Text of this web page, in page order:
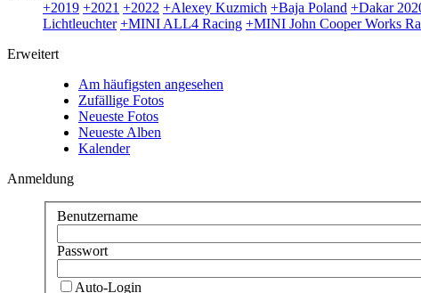
+2019 +2021 +2022 +Alexey Kuzmich +Baja Poland +Dakar
Lichtleuchter +MINI ALL4 Racing +MINI John Cooper Works
Erweitert
Am häufigsten angesehen
Zufällige Fotos
Neueste Fotos
Neueste Alben
Kalender
Anmeldung
Benutzername
Passwort
Auto-Login